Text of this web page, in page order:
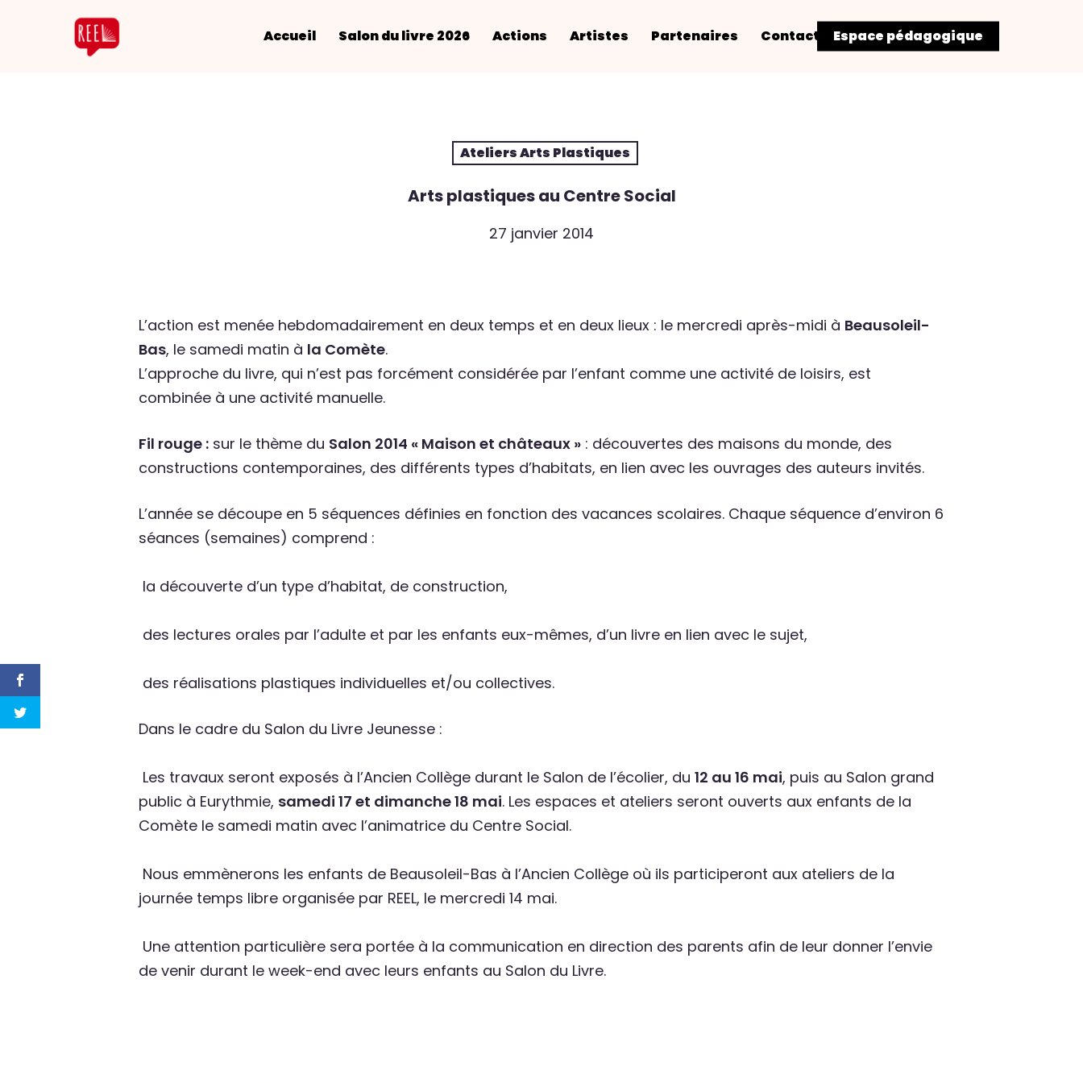
Accueil Salon du livre 2026 Actions Artistes Partenaires Contact Espace pédagogique
Ateliers Arts Plastiques
Arts plastiques au Centre Social
27 janvier 2014
L’action est menée hebdomadairement en deux temps et en deux lieux : le mercredi après-midi à Beausoleil-
Bas, le samedi matin à la Comète.
L’approche du livre, qui n’est pas forcément considérée par l’enfant comme une activité de loisirs, est
combinée à une activité manuelle.
Fil rouge : sur le thème du Salon 2014 « Maison et châteaux » : découvertes des maisons du monde, des
constructions contemporaines, des différents types d’habitats, en lien avec les ouvrages des auteurs invités.
L’année se découpe en 5 séquences définies en fonction des vacances scolaires. Chaque séquence d’environ 6
séances (semaines) comprend :
la découverte d’un type d’habitat, de construction,
des lectures orales par l’adulte et par les enfants eux-mêmes, d’un livre en lien avec le sujet,
des réalisations plastiques individuelles et/ou collectives.
Dans le cadre du Salon du Livre Jeunesse :
Les travaux seront exposés à l’Ancien Collège durant le Salon de l’écolier, du 12 au 16 mai, puis au Salon grand
public à Eurythmie, samedi 17 et dimanche 18 mai. Les espaces et ateliers seront ouverts aux enfants de la
Comète le samedi matin avec l’animatrice du Centre Social.
Nous emmènerons les enfants de Beausoleil-Bas à l’Ancien Collège où ils participeront aux ateliers de la
journée temps libre organisée par REEL, le mercredi 14 mai.
Une attention particulière sera portée à la communication en direction des parents afin de leur donner l’envie
de venir durant le week-end avec leurs enfants au Salon du Livre.